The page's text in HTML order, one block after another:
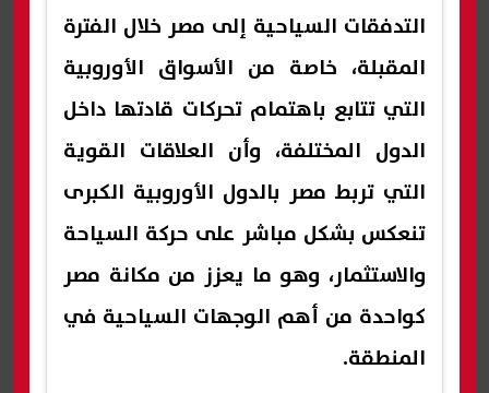
التدفقات السياحية إلى مصر خلال الفترة
المقبلة، خاصة من الأسواق الأوروبية
التي تتابع باهتمام تحركات قادتها داخل
الدول المختلفة، وأن العلاقات القوية
التي تربط مصر بالدول الأوروبية الكبرى
تنعكس بشكل مباشر على حركة السياحة
والاستثمار، وهو ما يعزز من مكانة مصر
كواحدة من أهم الوجهات السياحية في
المنطقة.